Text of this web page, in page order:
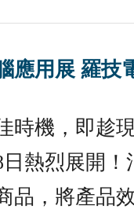
應用展 羅
時機，即趁
日熱烈展開
品，將產品